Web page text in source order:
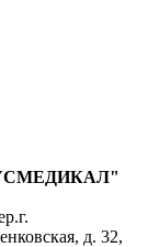
д. 32,